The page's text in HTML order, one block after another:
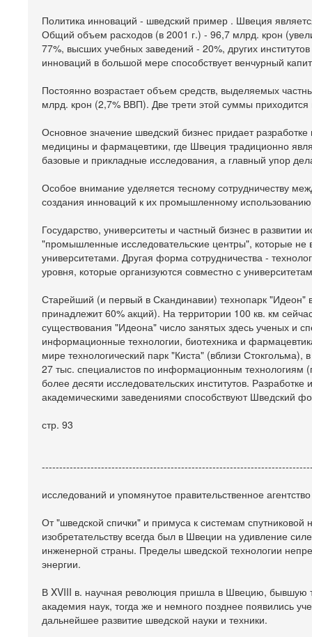
Политика инноваций - шведский пример . Швеция
Общий объем расходов (в 2001 г.) - 96,7 млрд. крон
77%, высших учебных заведений - 20%, других
инноваций в большой мере способствует венчурный
Постоянно возрастает объем средств, выделяемых
млрд. крон (2,7% ВВП). Две трети этой суммы
Основное значение шведский бизнес придает
медицины и фармацевтики, где Швеция традиционно
базовые и прикладные исследования, а главный упор
Особое внимание уделяется тесному сотрудничеству
создания инноваций к их промышленному
Государство, университеты и частный бизнес в
"промышленные исследовательские центры", которые не
университетами. Другая форма сотрудничества -
уровня, которые организуются совместно с
Старейший (и первый в Скандинавии) технопарк "Идеон"
принадлежит 60% акций). На территории 100 кв. км
существования "Идеона" число занятых здесь ученых и
информационные технологии, биотехника и
мире технологический парк "Киста" (вблизи Стокгольма),
27 тыс. специалистов по информационным технологиям
более десяти исследовательских институтов.
академическими заведениями способствуют Шведский
стр. 93
исследований и упомянутое правительственное
От "шведской спички" и примуса к системам
изобретательству всегда был в Швеции на удивление
инженерной страны. Пределы шведской технологии
энергии.
В XVIII в. научная революция пришла в Швецию, бывшую
академия наук, тогда же и немного позднее появились
дальнейшее развитие шведской науки и техники.